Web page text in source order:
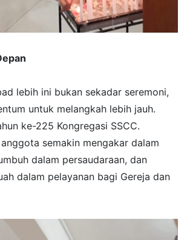
lebih ini bukan sekadar seremoni,
untuk melangkah lebih jauh.
ke-225 Kongregasi SSCC.
semakin mengakar dalam
dalam persaudaraan, dan
dalam pelayanan bagi Gereja dan